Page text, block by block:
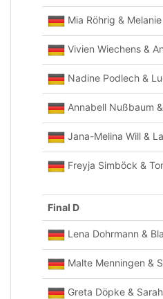
Mia Röhrig &
Vivien Wiechens &
Nadine Podlech &
Annabell Nußbaum
Jana-Melina Will &
Freyja Simböck &
Final D
Lena Dohrmann &
Malte Menningen &
Greta Döpke &